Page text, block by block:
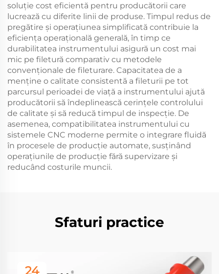
soluție cost eficientă pentru producătorii care
lucrează cu diferite linii de produse. Timpul redus de
pregătire și operațiunea simplificată contribuie la
eficiența operațională generală, în timp ce
durabilitatea instrumentului asigură un cost mai
mic pe filetură comparativ cu metodele
convenționale de fileturare. Capacitatea de a
menține o calitate consistentă a fileturii pe tot
parcursul perioadei de viață a instrumentului ajută
producătorii să îndeplinească cerințele controlului
de calitate și să reducă timpul de inspecție. De
asemenea, compatibilitatea instrumentului cu
sistemele CNC moderne permite o integrare fluidă
în procesele de producție automate, susținând
operațiunile de producție fără supervizare și
reducând costurile muncii.
Sfaturi practice
24